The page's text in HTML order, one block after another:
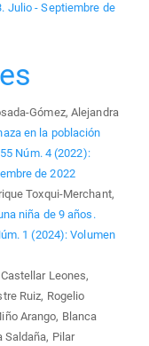
Julio - Septiembre de
Gómez, Alejandra
en la población
Núm. 4 (2022):
de 2022
Toxqui-Merchant,
niña de 9 años.
1 (2024): Volumen
Leones,
Ruiz, Rogelio
Arango, Blanca
Saldaña, Pilar